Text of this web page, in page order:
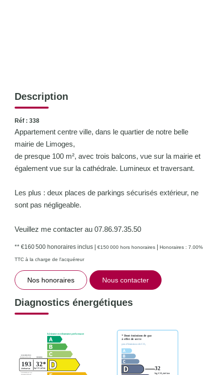
Description
Réf : 338
Appartement centre ville, dans le quartier de notre belle
mairie de Limoges,
de presque 100 m², avec trois balcons, vue sur la mairie et
également vue sur la cathédrale. Lumineux et traversant.
Les plus : deux places de parkings sécurisés extérieur, ne
sont pas négligeable.
Veuillez me contacter au 07.86.97.35.50
** €160 500 honoraires inclus | €150 000 hors honoraires | Honoraires : 7.00%
TTC à la charge de l'acquéreur
Nos honoraires Nous contacter
Diagnostics énergétiques